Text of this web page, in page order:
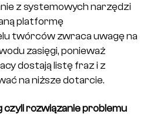
z systemowych narzędzi
platformę
twórców zwraca uwagę na
zasięgi, ponieważ
dostają listę fraz i z
na niższe dotarcie.
rozwiązanie problemu